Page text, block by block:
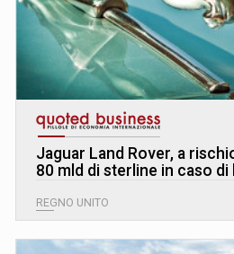
Jaguar Land Rover, a
80 mld di sterline in caso
REGNO UNITO